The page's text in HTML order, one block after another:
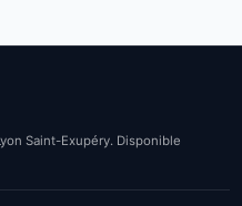
Saint-Exupéry. Disponible